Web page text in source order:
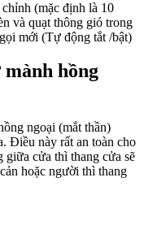
(mặc định là 10
và quạt thông gió trong
mới (Tự động tắt /bật)
hồng
ngoại (mắt thần)
Điều này rất an toàn cho
cửa thì thang cửa sẽ
hoặc người thì thang